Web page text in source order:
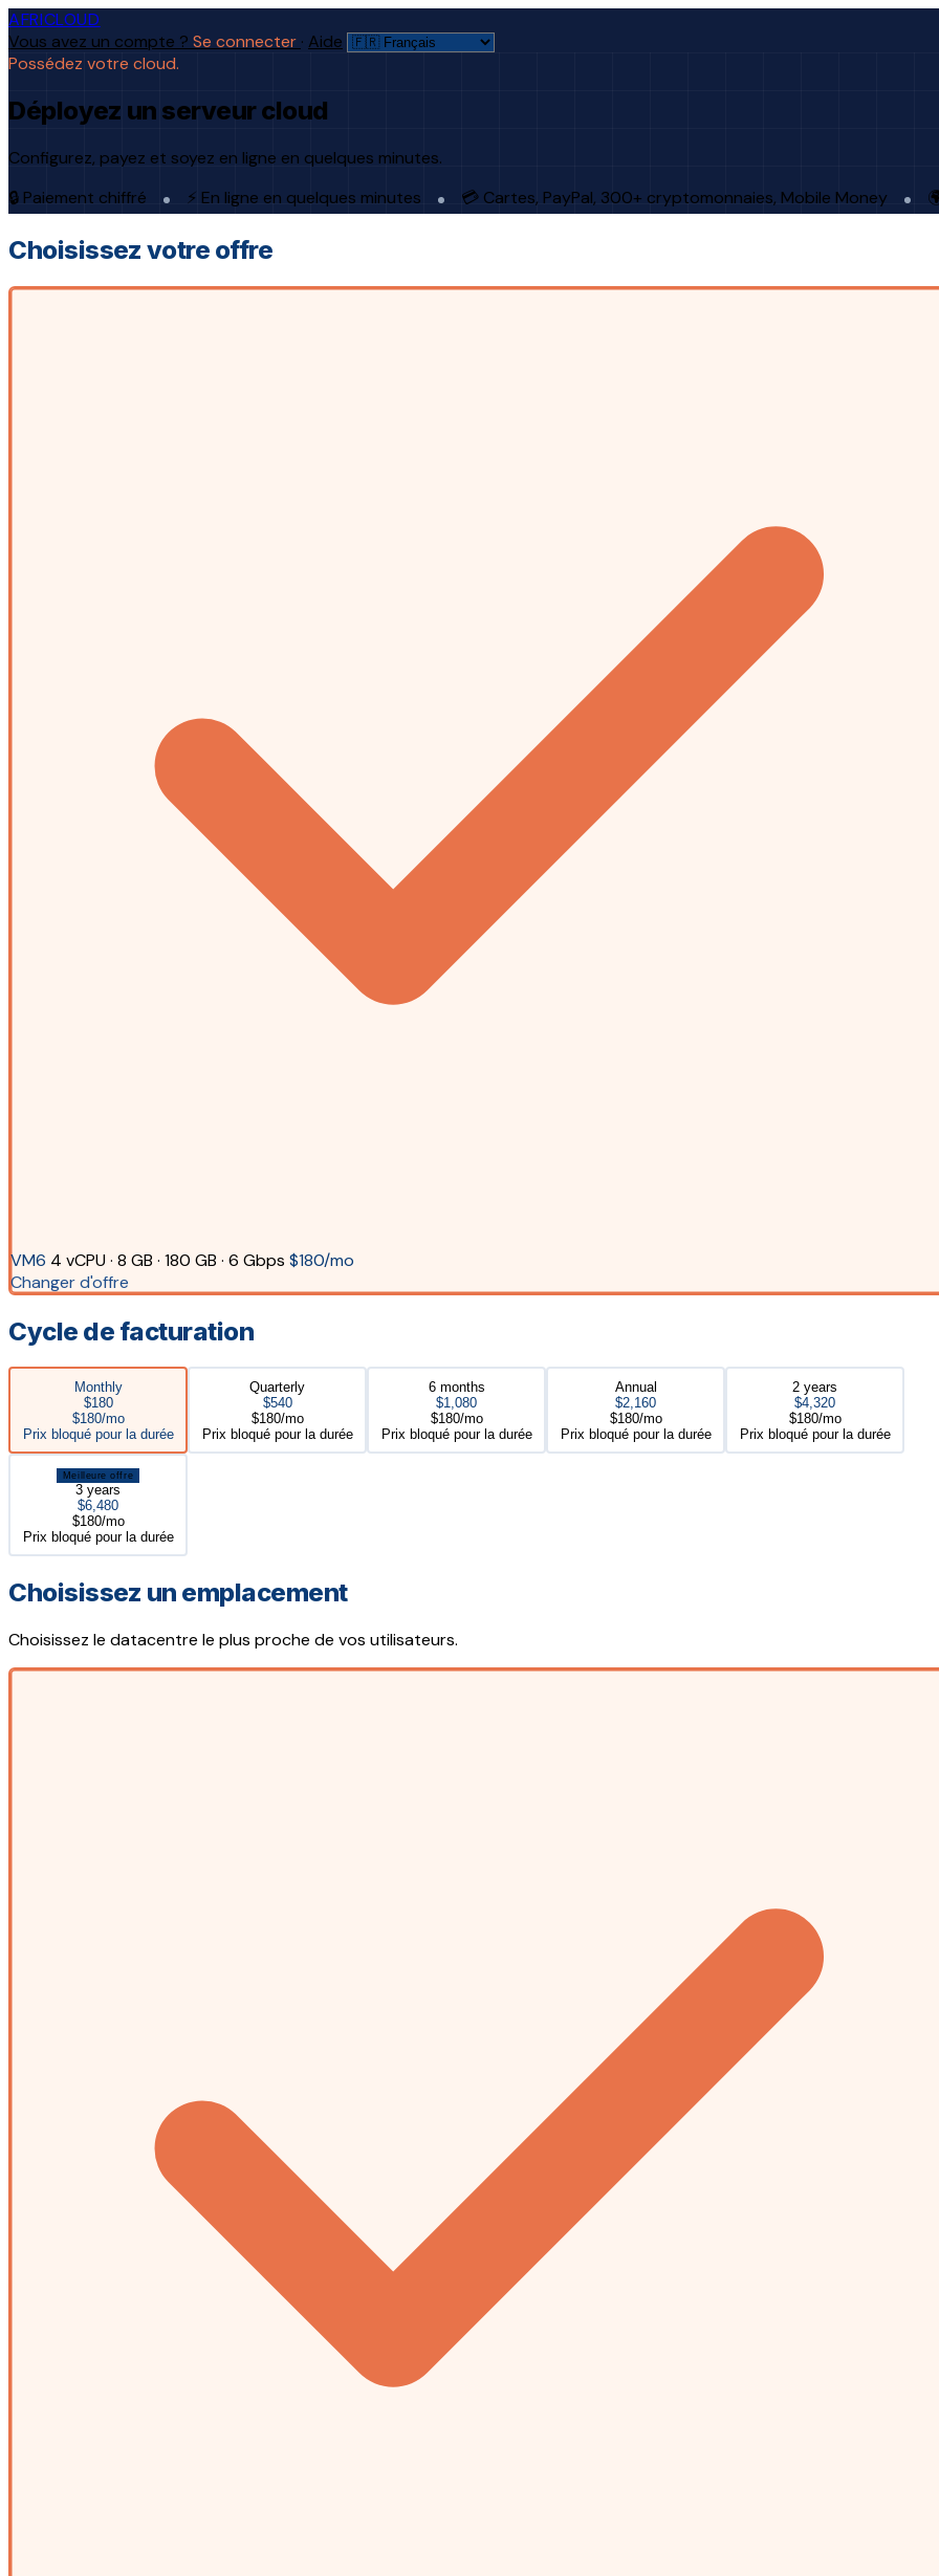
AFRICLOUD
Vous avez un compte ? Se connecter · Aide
Possédez votre cloud.
Déployez un serveur cloud
Configurez, payez et soyez en ligne en quelques minutes.
🔒 Paiement chiffré
⚡ En ligne en quelques minutes 💳 Cartes, PayPal, 300+ cryptomonnaies, Mobile Money
Choisissez votre offre
VM6 4 vCPU · 8 GB · 180 GB · 6 Gbps $180/mo
Changer d'offre
Cycle de facturation
Monthly
$180
$180/mo
Prix bloqué pour la durée
Quarterly
$540
$180/mo
Prix bloqué pour la durée
6 months
$1,080
$180/mo
Prix bloqué pour la durée
Annual
$2,160
$180/mo
Prix bloqué pour la durée
2 years
$4,320
$180/mo
Prix bloqué pour la durée
Meilleure offre
3 years
$6,480
$180/mo
Prix bloqué pour la durée
Choisissez un emplacement
Choisissez le datacentre le plus proche de vos utilisateurs.